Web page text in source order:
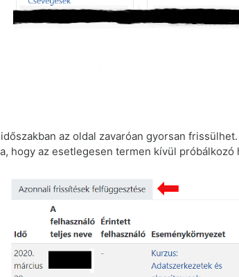
az oldal zavaróan gyorsan
hogy az esetlegesen termen kívül